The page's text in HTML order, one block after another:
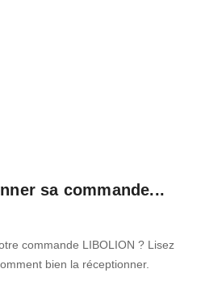
sa commande...
commande LIBOLION ? Lisez
bien la réceptionner.